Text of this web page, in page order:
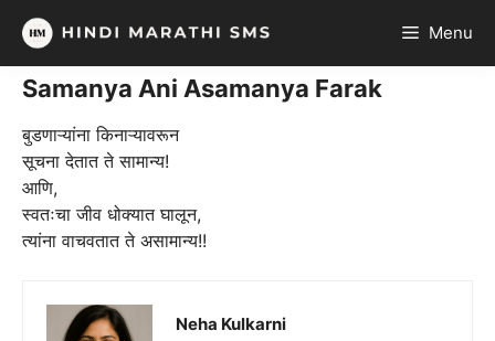
Skip
content
Menu
Samanya Ani Asamanya Farak
बुडणाऱ्यांना किनाऱ्यावरून
सूचना देतात ते सामान्य!
आणि,
स्वतःचा जीव धोक्यात घालून,
त्यांना वाचवतात ते असामान्य!!
Neha Kulkarni